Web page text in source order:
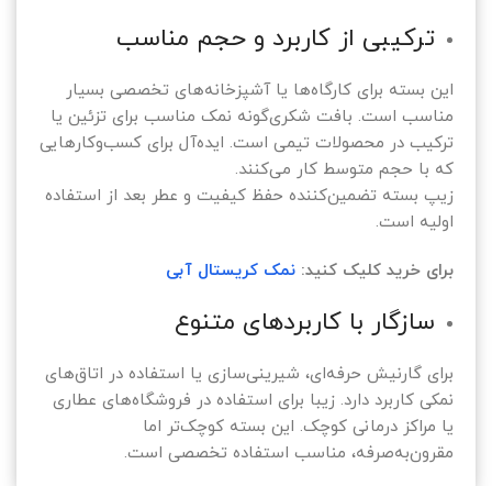
ترکیبی از کاربرد و حجم مناسب
این بسته برای کارگاه‌ها یا آشپزخانه‌های تخصصی بسیار
مناسب است. بافت شکری‌گونه نمک مناسب برای تزئین یا
ترکیب در محصولات تیمی است. ایده‌آل برای کسب‌وکارهایی
که با حجم متوسط کار می‌کنند.
زیپ بسته تضمین‌کننده حفظ کیفیت و عطر بعد از استفاده
اولیه است.
برای خرید کلیک کنید: نمک کریستال آبی
سازگار با کاربردهای متنوع
برای گارنیش حرفه‌ای، شیرینی‌سازی یا استفاده در اتاق‌های
نمکی کاربرد دارد. زیبا برای استفاده در فروشگاه‌های عطاری
یا مراکز درمانی کوچک. این بسته کوچک‌تر اما
مقرون‌به‌صرفه، مناسب استفاده تخصصی است.